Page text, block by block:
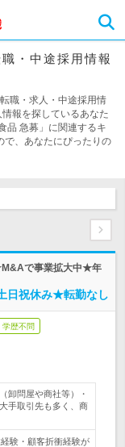
・中途採用情報
職・求人・中途採用情
報を探しているあなた
品 急募」に関連するキ
で、あなたにぴったりの
で事業拡大中★年
日祝休み★転勤なし
学歴不問
卸問屋や商社等）・
手取引先も多く、商
験・顧客折衝経験が